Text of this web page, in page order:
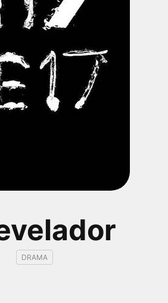
DRAMA
maior localizador de filmes e
Através dele, você pode